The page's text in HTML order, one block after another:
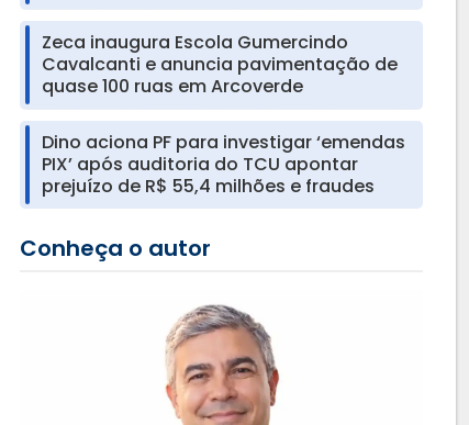
Zeca inaugura Escola Gumercindo
Cavalcanti e anuncia pavimentação de
quase 100 ruas em Arcoverde
Dino aciona PF para investigar ‘emendas
PIX’ após auditoria do TCU apontar
prejuízo de R$ 55,4 milhões e fraudes
Conheça o autor